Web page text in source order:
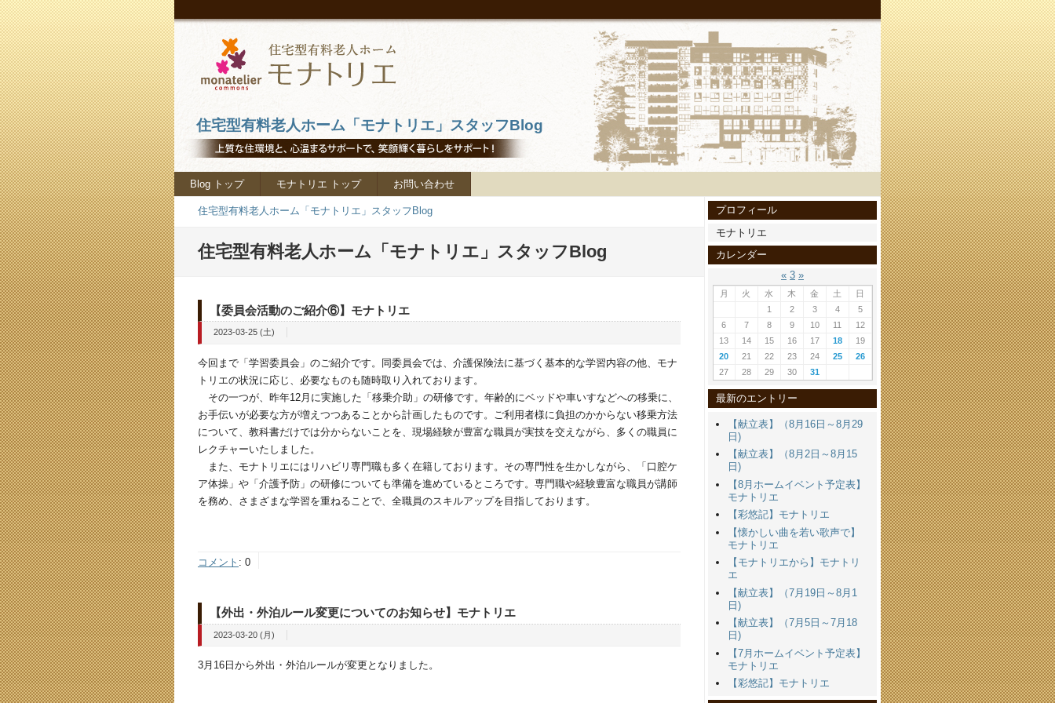
住宅型有料老人ホーム「モナトリエ」スタッフBlog
Blog トップ モナトリエ トップ お問い合わせ
住宅型有料老人ホーム「モナトリエ」スタッフBlog
住宅型有料老人ホーム「モナトリエ」スタッフBlog
【委員会活動のご紹介⑥】モナトリエ
2023-03-25 (土)
今回まで「学習委員会」のご紹介です。同委員会では、介護保険法に基づく基本的な学習内容の他、モナ
トリエの状況に応じ、必要なものも随時取り入れております。
その一つが、昨年12月に実施した「移乗介助」の研修です。年齢的にベッドや車いすなどへの移乗に、
お手伝いが必要な方が増えつつあることから計画したものです。ご利用者様に負担のかからない移乗方法
について、教科書だけでは分からないことを、現場経験が豊富な職員が実技を交えながら、多くの職員に
レクチャーいたしました。
また、モナトリエにはリハビリ専門職も多く在籍しております。その専門性を生かしながら、「口腔ケ
ア体操」や「介護予防」の研修についても準備を進めているところです。専門職や経験豊富な職員が講師
を務め、さまざまな学習を重ねることで、全職員のスキルアップを目指しております。
コメント : 0
【外出・外泊ルール変更についてのお知らせ】モナトリエ
2023-03-20 (月)
3月16日から外出・外泊ルールが変更となりました。
プロフィール
モナトリエ
カレンダー
« 3 »
月 火 水 木 金 土
日
1
2 3 4
5
6
7 8 9 10 11
12
13
14 15 16 17 18
19
20
21 22 23 24 25
26
27
28 29 30 31
最新のエントリー
【献立表】（8月16日～8月29
日)
【献立表】（8月2日～8月15
日)
【8月ホームイベント予定表】
モナトリエ
【彩悠記】モナトリエ
【懐かしい曲を若い歌声で】
モナトリエ
【モナトリエから】モナトリ
エ
【献立表】（7月19日～8月1
日)
【献立表】（7月5日～7月18
日)
【7月ホームイベント予定表】
モナトリエ
【彩悠記】モナトリエ